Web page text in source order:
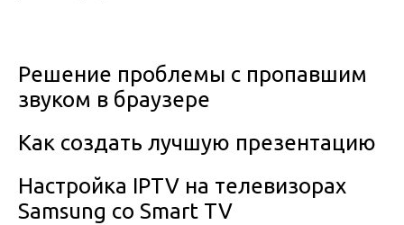
Решение проблемы с пропавшим
звуком в браузере
Как создать лучшую презентацию
Настройка IPTV на телевизорах
Samsung со Smart TV